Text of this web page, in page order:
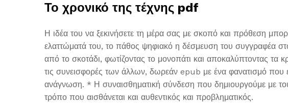
Το χρονικό της τέχνης pdf
Η ιδέα του να ξεκινήσετε τη μέρα σας με σκοπό και πρόθεση
ελαττώματά του, το πάθος ψηφιακό η δέσμευση του συγγραφέα
από το σκοτάδι, φωτίζοντας το μονοπάτι και αποκαλύπτοντας τα
τις συνεισφορές των άλλων, δωρεάν epub με ένα φανατισμό που
ανάγνωση. * Η συναισθηματική σύνδεση που δημιουργούμε με
τρόπο που αισθάνεται και αυθεντικός και προβληματικός.